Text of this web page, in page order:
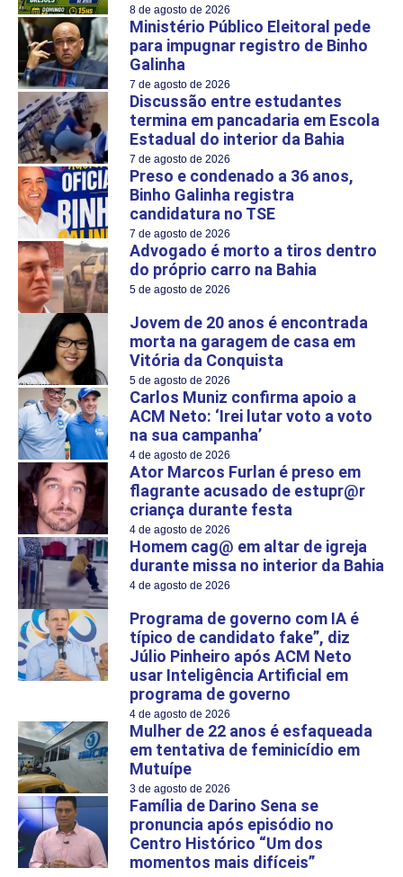
8 de agosto de 2026
Ministério Público Eleitoral pede
para impugnar registro de Binho
Galinha
7 de agosto de 2026
Discussão entre estudantes
termina em pancadaria em Escola
Estadual do interior da Bahia
7 de agosto de 2026
Preso e condenado a 36 anos,
Binho Galinha registra
candidatura no TSE
7 de agosto de 2026
Advogado é morto a tiros dentro
do próprio carro na Bahia
5 de agosto de 2026
Jovem de 20 anos é encontrada
morta na garagem de casa em
Vitória da Conquista
5 de agosto de 2026
Carlos Muniz confirma apoio a
ACM Neto: ‘Irei lutar voto a voto
na sua campanha’
4 de agosto de 2026
Ator Marcos Furlan é preso em
flagrante acusado de estupr@r
criança durante festa
4 de agosto de 2026
Homem cag@ em altar de igreja
durante missa no interior da Bahia
4 de agosto de 2026
Programa de governo com IA é
típico de candidato fake”, diz
Júlio Pinheiro após ACM Neto
usar Inteligência Artificial em
programa de governo
4 de agosto de 2026
Mulher de 22 anos é esfaqueada
em tentativa de feminicídio em
Mutuípe
3 de agosto de 2026
Família de Darino Sena se
pronuncia após episódio no
Centro Histórico “Um dos
momentos mais difíceis”